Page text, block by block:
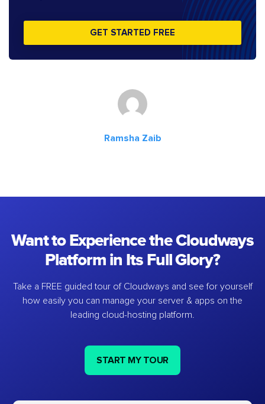
GET STARTED FREE
Ramsha Zaib
Want to Experience the Cloudways
Platform in Its Full Glory?
Take a FREE guided tour of Cloudways and see for yourself
how easily you can manage your server & apps on the
leading cloud-hosting platform.
START MY TOUR